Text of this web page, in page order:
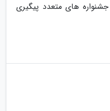
های متعدد پیگیری